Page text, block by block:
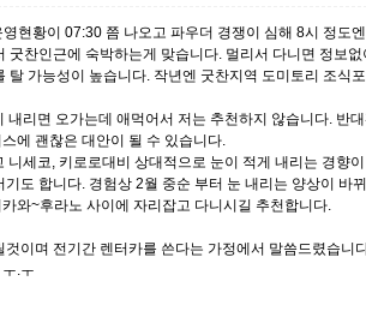
현황이 07:30 쯤 나오고 파우더 경쟁이 심해 8시 정도
굿찬인근에 숙박하는게 맞습니다. 멀리서 다니면 정보없
탈 가능성이 높습니다. 작년엔 굿찬지역 도미토리 조식
리면 오가는데 애먹어서 저는 추천하지 않습니다. 반
에 괜찮은 대안이 될 수 있습니다.
세코, 키로로대비 상대적으로 눈이 적게 내리는 경향
도 합니다. 경험상 2월 중순 부터 눈 내리는 양상이 바
와~후라노 사이에 자리잡고 다니시길 추천합니다.
이며 전기간 렌터카를 쓴다는 가정에서 말씀드렸습니
.ㅜ